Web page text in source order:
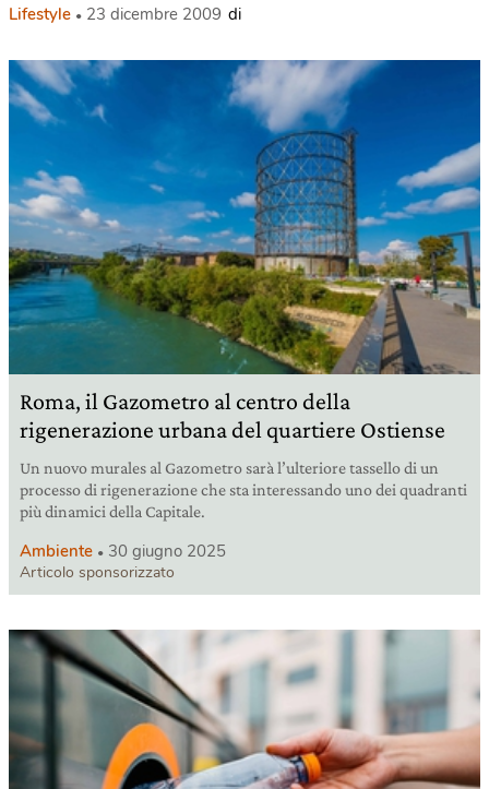
Lifestyle 23 dicembre 2009 di
Roma, il Gazometro al centro della
rigenerazione urbana del quartiere Ostiense
Un nuovo murales al Gazometro sarà l’ulteriore tassello di un
processo di rigenerazione che sta interessando uno dei quadranti
più dinamici della Capitale.
Ambiente 30 giugno 2025
Articolo sponsorizzato